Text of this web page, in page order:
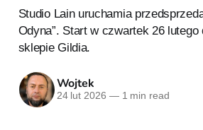
Studio Lain uruchamia
Odyna”. Start w czwartek 26 lutego
sklepie Gildia.
Wojtek
24 lut 2026 —1 min read